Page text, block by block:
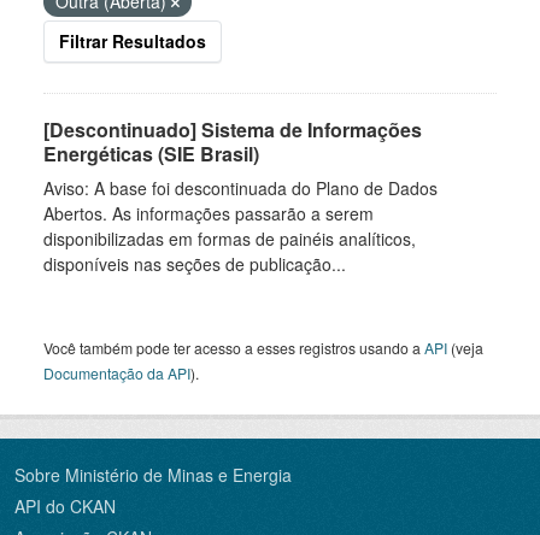
Filtrar Resultados
[Descontinuado] Sistema de Informações
Energéticas (SIE Brasil)
Aviso: A base foi descontinuada do Plano de Dados
Abertos. As informações passarão a serem
disponibilizadas em formas de painéis analíticos,
disponíveis nas seções de publicação...
Você também pode ter acesso a esses registros usando a API (veja
Documentação da API).
Sobre Ministério de Minas e Energia
API do CKAN